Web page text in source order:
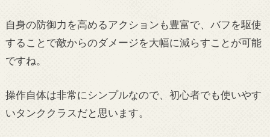
自身の防御力を高めるアクションも豊富で、バフを駆使
することで敵からのダメージを大幅に減らすことが可能
ですね。
操作自体は非常にシンプルなので、初心者でも使いやす
いタンククラスだと思います。